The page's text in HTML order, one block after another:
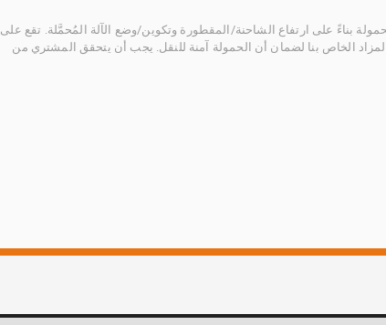
بناءً على ارتفاع الشاحنة/المقطورة وتكوين/وضع الآلة المُحمَّلة. تقع على
الخاص بنا لضمان أن الحمولة آمنة للنقل. يجب أن يتحقق المشتري من